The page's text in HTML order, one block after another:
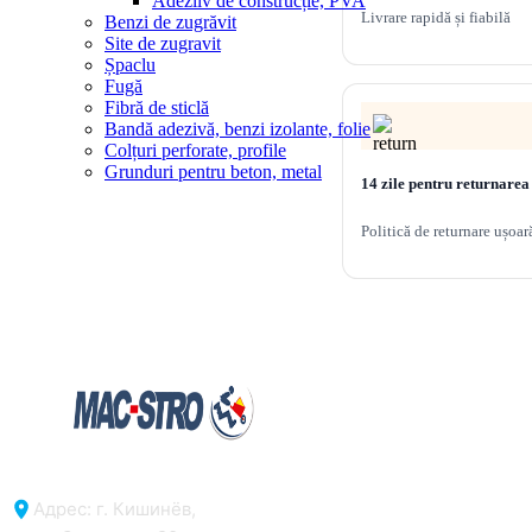
Benzi de zugrăvit
Site de zugravit
Șpaclu
Fugă
Fibră de sticlă
Bandă adezivă, benzi izolante, folie
Colțuri perforate, profile
Grunduri pentru beton, metal
Livrare rapidă și fiabilă
14 zile pentru
Politică de returnare
Адрес: г. Кишинёв,